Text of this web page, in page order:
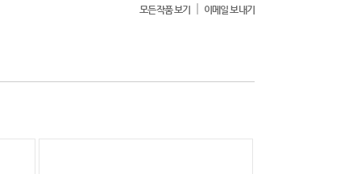
모든작품 보기 | 이메일 보내기